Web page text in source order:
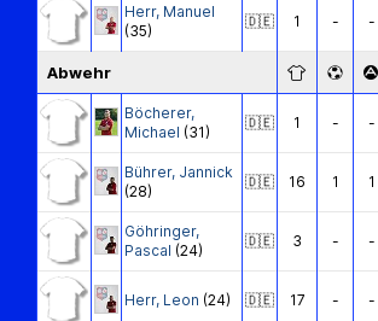
Herr, Manuel
(35)
🇩🇪 1 - -
Abwehr
Böcherer,
Michael (31)
🇩🇪 1 - -
Bührer, Jannick
(28)
🇩🇪 16 1 1
Göhringer,
Pascal (24)
🇩🇪 3 - -
Herr, Leon (24) 🇩🇪 17 - -